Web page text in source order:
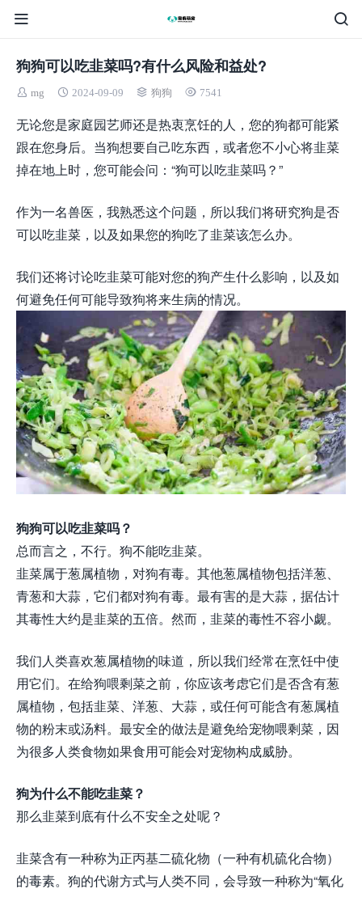
狗狗可以吃韭菜吗?有什么风险和益处?
mg 2024-09-09 狗狗 7541
无论您是家庭园艺师还是热衷烹饪的人，您的狗都可能紧
跟在您身后。当狗想要自己吃东西，或者您不小心将韭菜
掉在地上时，您可能会问：“狗可以吃韭菜吗？”
作为一名兽医，我熟悉这个问题，所以我们将研究狗是否
可以吃韭菜，以及如果您的狗吃了韭菜该怎么办。​
我们还将讨论吃韭菜可能对您的狗产生什么影响，以及如
何避免任何可能导致狗将来生病的情况。
狗狗可以吃韭菜吗？
总而言之，不行。狗不能吃韭菜。
韭菜属于葱属植物，对狗有毒。其他葱属植物包括洋葱、
青葱和大蒜，它们都对狗有毒。最有害的是大蒜，据估计
其毒性大约是韭菜的五倍。然而，韭菜的毒性不容小觑。
我们人类喜欢葱属植物的味道，所以我们经常在烹饪中使
用它们。在给狗喂剩菜之前，你应该考虑它们是否含有葱
属植物，包括韭菜、洋葱、大蒜，或任何可能含有葱属植
物的粉末或汤料。最安全的做法是避免给宠物喂剩菜，因
为很多人类食物如果食用可能会对宠物构成威胁。
狗为什么不能吃韭菜？
那么韭菜到底有什么不安全之处呢？
韭菜含有一种称为正丙基二硫化物（一种有机硫化合物）
的毒素。狗的代谢方式与人类不同，会导致一种称为“氧化